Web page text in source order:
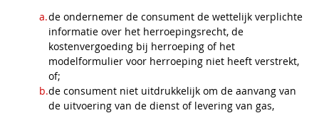
de ondernemer de consument de wettelijk verplichte
informatie over het herroepingsrecht, de
kostenvergoeding bij herroeping of het
modelformulier voor herroeping niet heeft verstrekt,
of;
de consument niet uitdrukkelijk om de aanvang van
de uitvoering van de dienst of levering van gas,